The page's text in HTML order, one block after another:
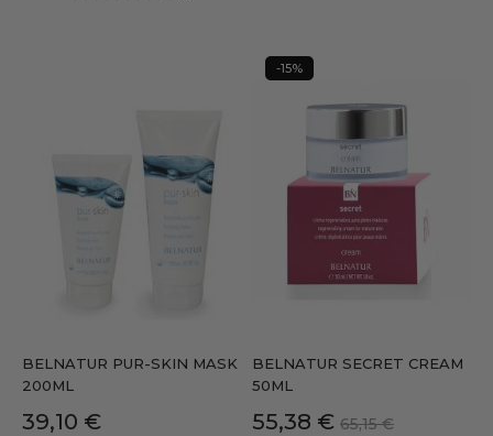
BELNATUR PUR-SKIN MASK
200ML
Precio
39,10 €
BELNATUR SECRET CREAM
50ML
Precio
55,38 € Precio
65,15 €
-15%